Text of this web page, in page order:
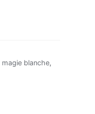
magie blanche,